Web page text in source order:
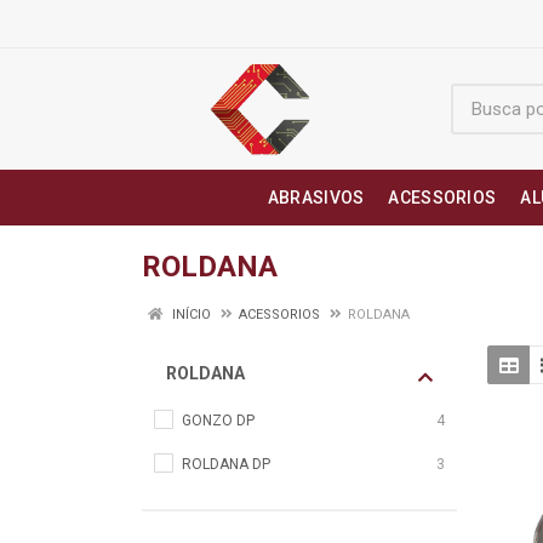
ABRASIVOS ACESSORIOS
ROLDANA
INÍCIO ACESSORIOS ROLDANA
ROLDANA
GONZO DP 4
ROLDANA DP 3